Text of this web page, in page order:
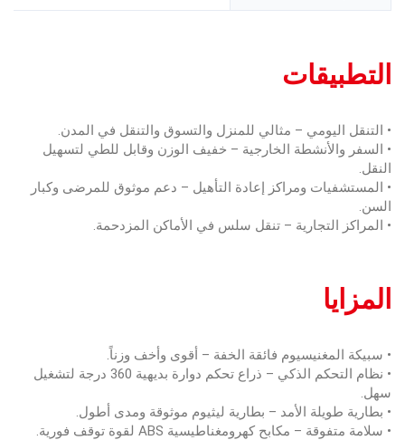
التطبيقات
• التنقل اليومي – مثالي للمنزل والتسوق والتنقل في المدن.
• السفر والأنشطة الخارجية – خفيف الوزن وقابل للطي لتسهيل
النقل.
• المستشفيات ومراكز إعادة التأهيل – دعم موثوق للمرضى وكبار
السن.
• المراكز التجارية – تنقل سلس في الأماكن المزدحمة.
المزايا
• سبيكة المغنيسيوم فائقة الخفة – أقوى وأخف وزناً.
• نظام التحكم الذكي – ذراع تحكم دوارة بديهية 360 درجة لتشغيل
سهل.
• بطارية طويلة الأمد – بطارية ليثيوم موثوقة ومدى أطول.
• سلامة متفوقة – مكابح كهرومغناطيسية ABS لقوة توقف فورية.